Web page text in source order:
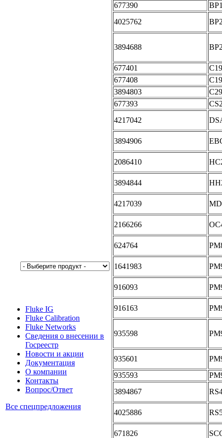
Fluke IG
Fluke Calibration
Fluke Networks
Сведения о внесении в
Госреестр
Новости и акции
Документация
О компании
Контакты
Вопрос/Ответ
Все спецпредложения
677390
4025762
3894688
677401
677408
3894803
677393
4217042
3894906
2086410
3894844
4217039
2166266
624764
1641983
916093
916163
935598
935601
935593
3894867
4025886
671826